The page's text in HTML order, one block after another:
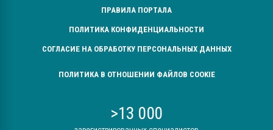
ПРАВИЛА ПОРТАЛА
ПОЛИТИКА КОНФИДЕНЦИАЛЬНОСТИ
СОГЛАСИЕ НА ОБРАБОТКУ ПЕРСОНАЛЬНЫХ ДАННЫХ
ПОЛИТИКА В ОТНОШЕНИИ ФАЙЛОВ COOKIE
>13 000